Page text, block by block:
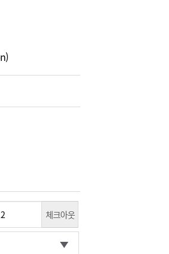
체크아웃